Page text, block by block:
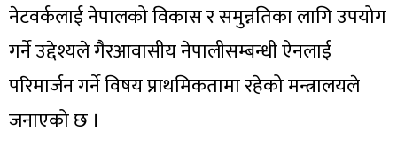
नेटवर्कलाई नेपालको विकास र समुन्नतिका लागि उपयोग
गर्ने उद्देश्यले गैरआवासीय नेपालीसम्बन्धी ऐनलाई
परिमार्जन गर्ने विषय प्राथमिकतामा रहेको मन्त्रालयले
जनाएको छ ।